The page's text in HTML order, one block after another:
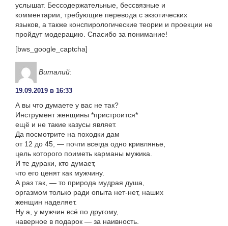
услышат. Бессодержательные, бессвязные и
комментарии, требующие перевода с экзотических
языков, а также конспирологические теории и проекции не
пройдут модерацию. Спасибо за понимание!
[bws_google_captcha]
Виталий:
19.09.2019 в 16:33
А вы что думаете у вас не так?
Инструмент женщины *пристроится*
ещё и не такие казусы являет.
Да посмотрите на походки дам
от 12 до 45, — почти всегда одно кривлянье,
цель которого поиметь карманы мужика.
И те дураки, кто думает,
что его ценят как мужчину.
А раз так, — то природа мудрая душа,
оргазмом только ради опыта нет-нет, наших
женщин наделяет.
Ну а, у мужчин всё по другому,
наверное в подарок — за наивность.